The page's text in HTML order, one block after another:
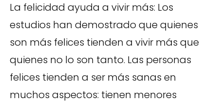
La felicidad ayuda a vivir más: Los
estudios han demostrado que quienes
son más felices tienden a vivir más que
quienes no lo son tanto. Las personas
felices tienden a ser más sanas en
muchos aspectos: tienen menores